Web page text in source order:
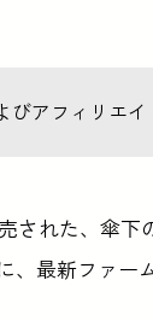
びアフィリエ
された、傘
、最新ファー